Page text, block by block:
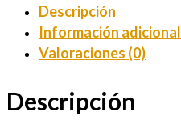
Descripción
Información adicional
Valoraciones (0)
Descripción